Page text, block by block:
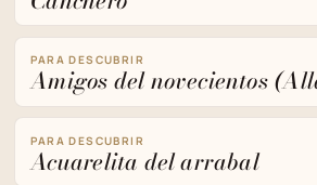
PARA DESCUBRIR
Amigos del novecientos
PARA DESCUBRIR
Acuarelita del arrabal